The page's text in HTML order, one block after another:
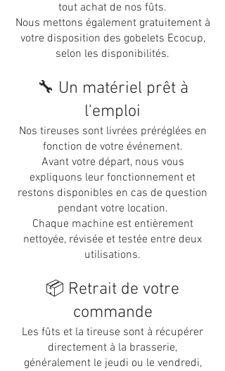
tout achat de nos fûts.
Nous mettons également gratuitement à
votre disposition des gobelets Ecocup,
selon les disponibilités.
🔧 Un matériel prêt à
l'emploi
Nos tireuses sont livrées préréglées en
fonction de votre événement.
Avant votre départ, nous vous
expliquons leur fonctionnement et
restons disponibles en cas de question
pendant votre location.
Chaque machine est entièrement
nettoyée, révisée et testée entre deux
utilisations.
📦 Retrait de votre
commande
Les fûts et la tireuse sont à récupérer
directement à la brasserie,
généralement le jeudi ou le vendredi,